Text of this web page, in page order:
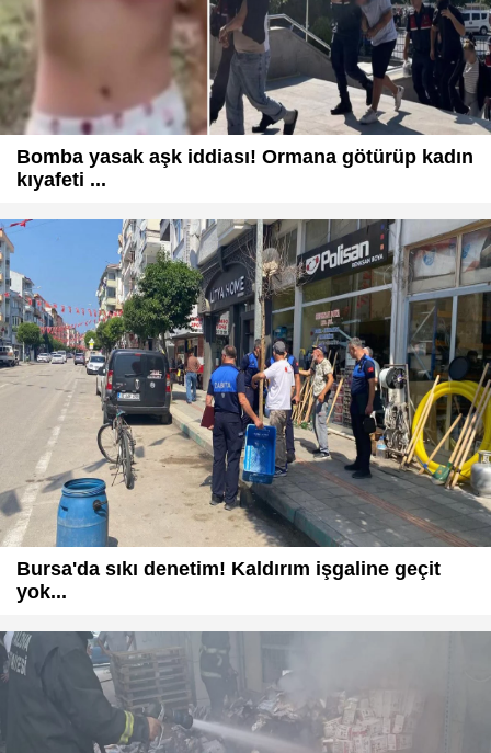
Bomba yasak aşk iddiası! Ormana götürüp kadın
kıyafeti ...
Bursa'da sıkı denetim! Kaldırım işgaline geçit
yok...